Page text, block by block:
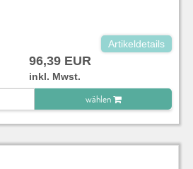
Artikeldetails
96,39 EUR
inkl. Mwst.
wählen
hinzugefügt.